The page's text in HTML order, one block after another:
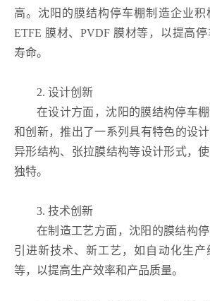
高。沈阳的膜结构停车棚制造企业积
ETFE 膜材、PVDF 膜材等，以提高
寿命。
2. 设计创新
在设计方面，沈阳的膜结构停车
和创新，推出了一系列具有特色的设
异形结构、张拉膜结构等设计形式，使
独特。
3. 技术创新
在制造工艺方面，沈阳的膜结构
引进新技术、新工艺，如自动化生产
等，以提高生产效率和产品质量。